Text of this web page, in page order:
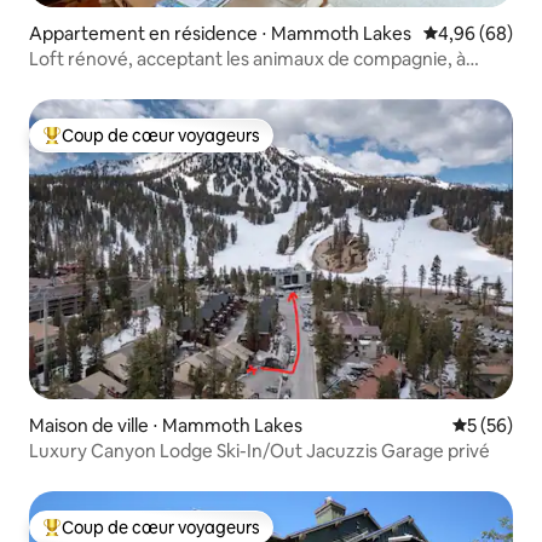
Appartement en résidence ⋅ Mammoth Lakes Évaluation
4,96 (68)
Loft rénové, acceptant les animaux de compagnie, à
Coups de cœur voyageurs les plus appréciés
Coup de cœur voyageurs
Maison de ville ⋅ Mammoth Lakes
5 (56)
Luxury Canyon Lodge Ski-In/Out Jacuzzis Garage privé
Coup de cœur voyageurs